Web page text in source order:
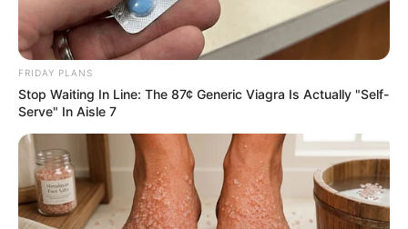
Walmart Cameras Captured These Hilarious Photos
BUZZDAY
FRIDAY PLANS
Stop Waiting In Line: The 87¢ Generic Viagra Is Actually "Self-
Serve" In Aisle 7